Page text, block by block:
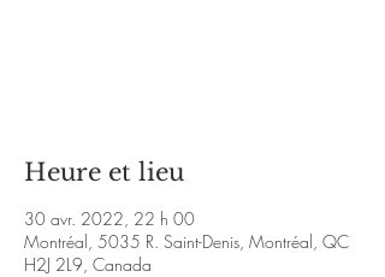
Heure et lieu
30 avr. 2022, 22 h 00
Montréal, 5035 R. Saint-Denis, Montréal, QC
H2J 2L9, Canada